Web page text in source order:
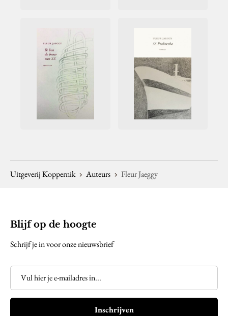
Uitgeverij Koppernik Auteurs Fleur Jaeggy
Blijf op de hoogte
Schrijf je in voor onze nieuwsbrief
Inschrijven